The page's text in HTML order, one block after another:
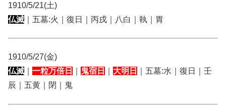
1910/5/21(土)
仏滅 ｜五墓:火｜復日｜丙戌｜八白｜執｜胃
1910/5/27(金)
仏滅
一粒万倍日 鬼宿日 大明日
｜五墓:水｜復日｜壬
辰｜五黄｜閉｜鬼